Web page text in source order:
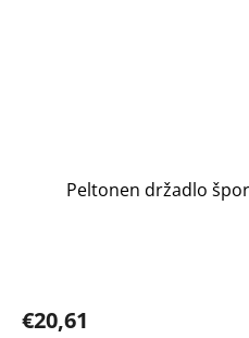
Peltonen držadlo
€20,61